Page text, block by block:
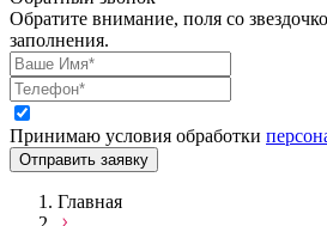
Обратите внимание, поля со
заполнения.
Принимаю условия обработки
Отправить заявку
Главная